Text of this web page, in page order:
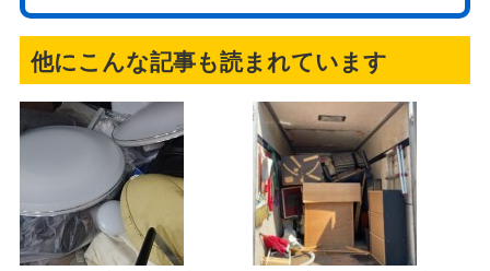
他にこんな記事も読まれています